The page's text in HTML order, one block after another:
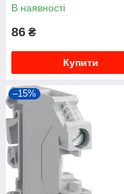
В наявності
86 ₴
Купити
–15%